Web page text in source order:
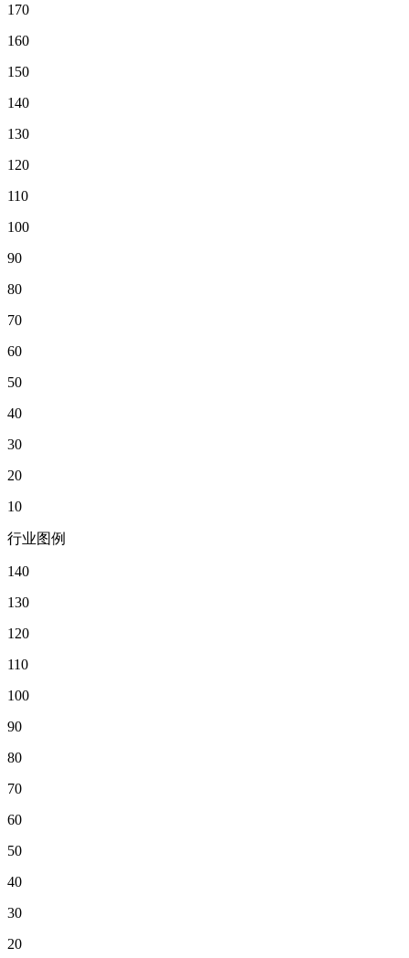
170
160
150
140
130
120
110
100
90
80
70
60
50
40
30
20
10
行业图例
140
130
120
110
100
90
80
70
60
50
40
30
20